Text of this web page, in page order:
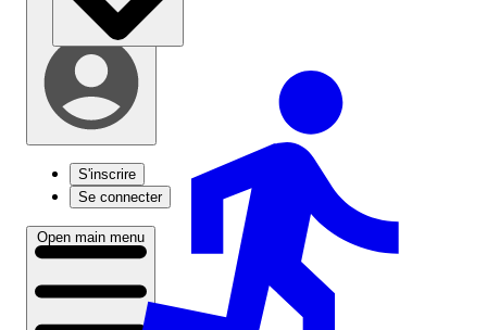
S'inscrire
Se connecter
Open main menu